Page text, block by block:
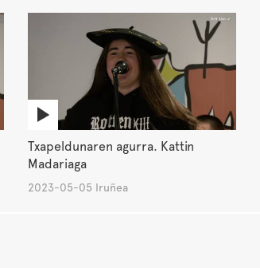
Txapeldunaren agurra. Kattin
Madariaga
2023-05-05 Iruñea